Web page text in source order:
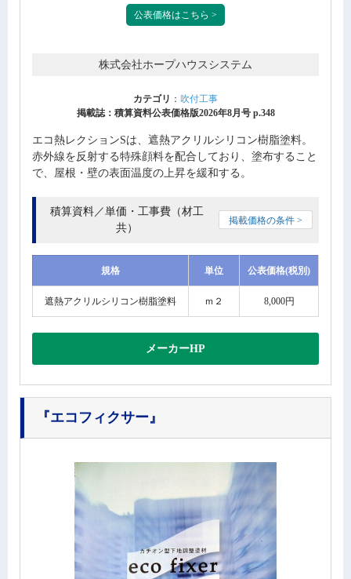
公表価格はこちら >
株式会社ホープハウスシステム
カテゴリ ： 吹付工事
掲載誌：積算資料公表価格版2026年8月号 p.348
エコ熱レクションSは、遮熱アクリルシリコン樹脂塗料。
赤外線を反射する特殊顔料を配合しており、塗布すること
で、屋根・壁の表面温度の上昇を緩和する。
積算資料／単価・工事費（材工
共）
掲載価格の条件 >
規格 単位 公表価格(税別)
遮熱アクリルシリコン樹脂塗料 ｍ２ 8,000円
メーカーHP
『エコフィクサー』